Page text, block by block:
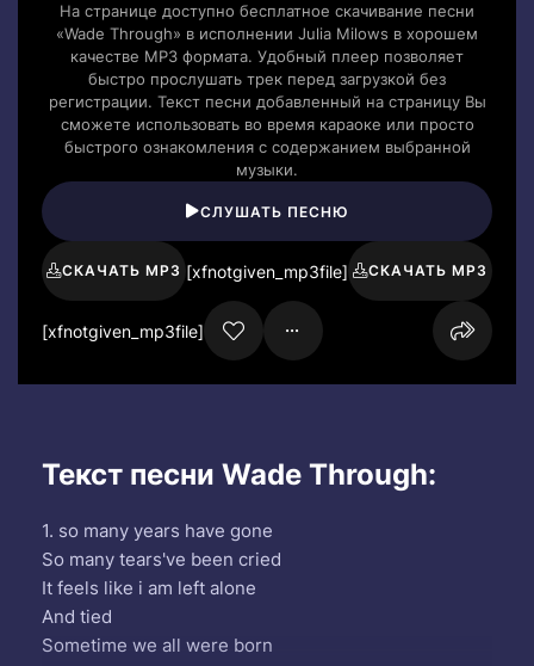
На странице доступно бесплатное скачивание песни
«Wade Through» в исполнении Julia Milows в хорошем
качестве MP3 формата. Удобный плеер позволяет
быстро прослушать трек перед загрузкой без
регистрации. Текст песни добавленный на страницу Вы
сможете использовать во время караоке или просто
быстрого ознакомления с содержанием выбранной
музыки.
СЛУШАТЬ ПЕСНЮ
СКАЧАТЬ MP3 [xfnotgiven_mp3file] СКАЧАТЬ MP3
[xfnotgiven_mp3file]
Текст песни Wade Through:
1. so many years have gone
So many tears've been cried
It feels like i am left alone
And tied
Sometime we all were born